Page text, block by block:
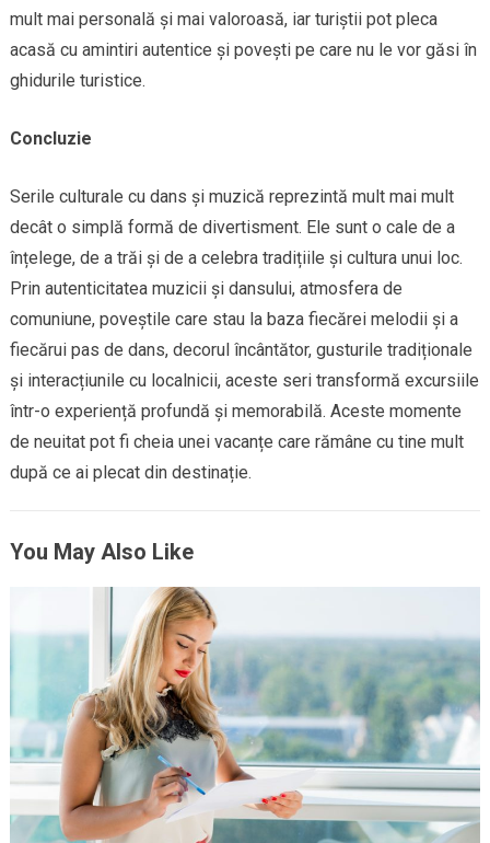
mult mai personală și mai valoroasă, iar turiștii pot pleca
acasă cu amintiri autentice și povești pe care nu le vor găsi în
ghidurile turistice.
Concluzie
Serile culturale cu dans și muzică reprezintă mult mai mult
decât o simplă formă de divertisment. Ele sunt o cale de a
înțelege, de a trăi și de a celebra tradițiile și cultura unui loc.
Prin autenticitatea muzicii și dansului, atmosfera de
comuniune, poveștile care stau la baza fiecărei melodii și a
fiecărui pas de dans, decorul încântător, gusturile tradiționale
și interacțiunile cu localnicii, aceste seri transformă excursiile
într-o experiență profundă și memorabilă. Aceste momente
de neuitat pot fi cheia unei vacanțe care rămâne cu tine mult
după ce ai plecat din destinație.
You May Also Like